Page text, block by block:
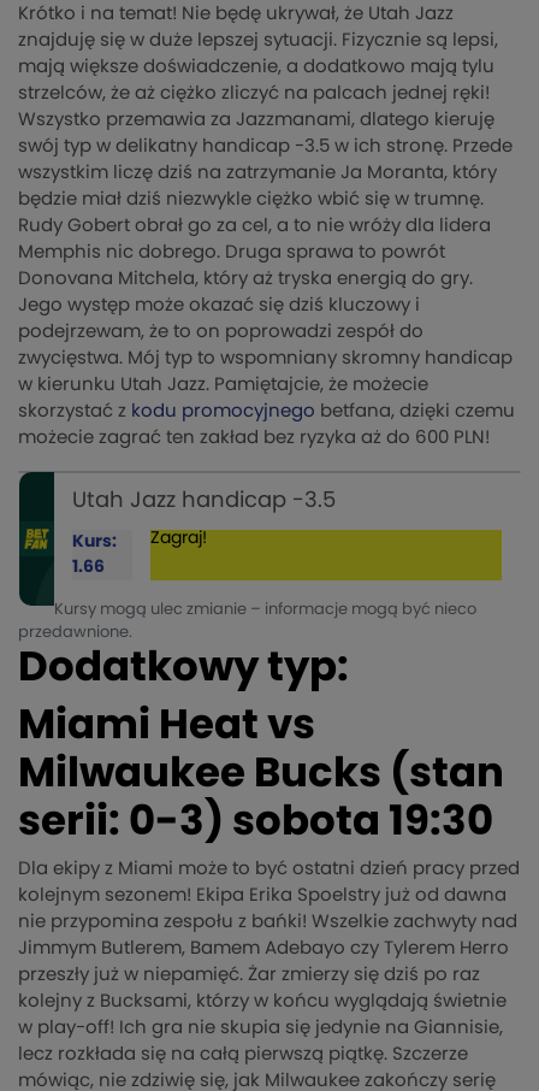
Krótko i na temat! Nie będę ukrywał, że Utah Jazz
znajduję się w duże lepszej sytuacji. Fizycznie są lepsi,
mają większe doświadczenie, a dodatkowo mają tylu
strzelców, że aż ciężko zliczyć na palcach jednej ręki!
Wszystko przemawia za Jazzmanami, dlatego kieruję
swój typ w delikatny handicap -3.5 w ich stronę. Przede
wszystkim liczę dziś na zatrzymanie Ja Moranta, który
będzie miał dziś niezwykle ciężko wbić się w trumnę.
Rudy Gobert obrał go za cel, a to nie wróży dla lidera
Memphis nic dobrego. Druga sprawa to powrót
Donovana Mitchela, który aż tryska energią do gry.
Jego występ może okazać się dziś kluczowy i
podejrzewam, że to on poprowadzi zespół do
zwycięstwa. Mój typ to wspomniany skromny handicap
w kierunku Utah Jazz. Pamiętajcie, że możecie
skorzystać z kodu promocyjnego betfana, dzięki czemu
możecie zagrać ten zakład bez ryzyka aż do 600 PLN!
Utah Jazz handicap -3.5
Kurs:
1.66
Zagraj!
Kursy mogą ulec zmianie – informacje mogą być nieco
przedawnione.
Dodatkowy typ:
Miami Heat vs
Milwaukee Bucks (stan
serii: 0-3) sobota 19:30
Dla ekipy z Miami może to być ostatni dzień pracy przed
kolejnym sezonem! Ekipa Erika Spoelstry już od dawna
nie przypomina zespołu z bańki! Wszelkie zachwyty nad
Jimmym Butlerem, Bamem Adebayo czy Tylerem Herro
przeszły już w niepamięć. Żar zmierzy się dziś po raz
kolejny z Bucksami, którzy w końcu wyglądają świetnie
w play-off! Ich gra nie skupia się jedynie na Giannisie,
lecz rozkłada się na całą pierwszą piątkę. Szczerze
mówiąc, nie zdziwię się, jak Milwaukee zakończy serię